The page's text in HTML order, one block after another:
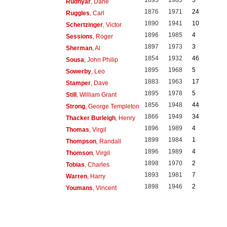
Ruggles , Carl 1876 1971
24
Schertzinger, Victor 1890 1941
10
Sessions , Roger 1896 1985
4
Sherman, Al 1897 1973
3
Sousa , John Philip 1854 1932
46
Sowerby, Leo 1895 1968
5
Stamper, Dave 1883 1963
17
Still, William Grant 1895 1978
5
Strong, George Templeton 1856 1948
44
Thacker Burleigh, Henry 1866 1949
34
Thomas , Virgil 1896 1989
4
Thompson, Randall 1899 1984
1
Thomson, Virgil 1896 1989
4
Tobias , Charles 1898 1970
2
Warren, Harry 1893 1981
7
Youmans , Vincent 1898 1946 2